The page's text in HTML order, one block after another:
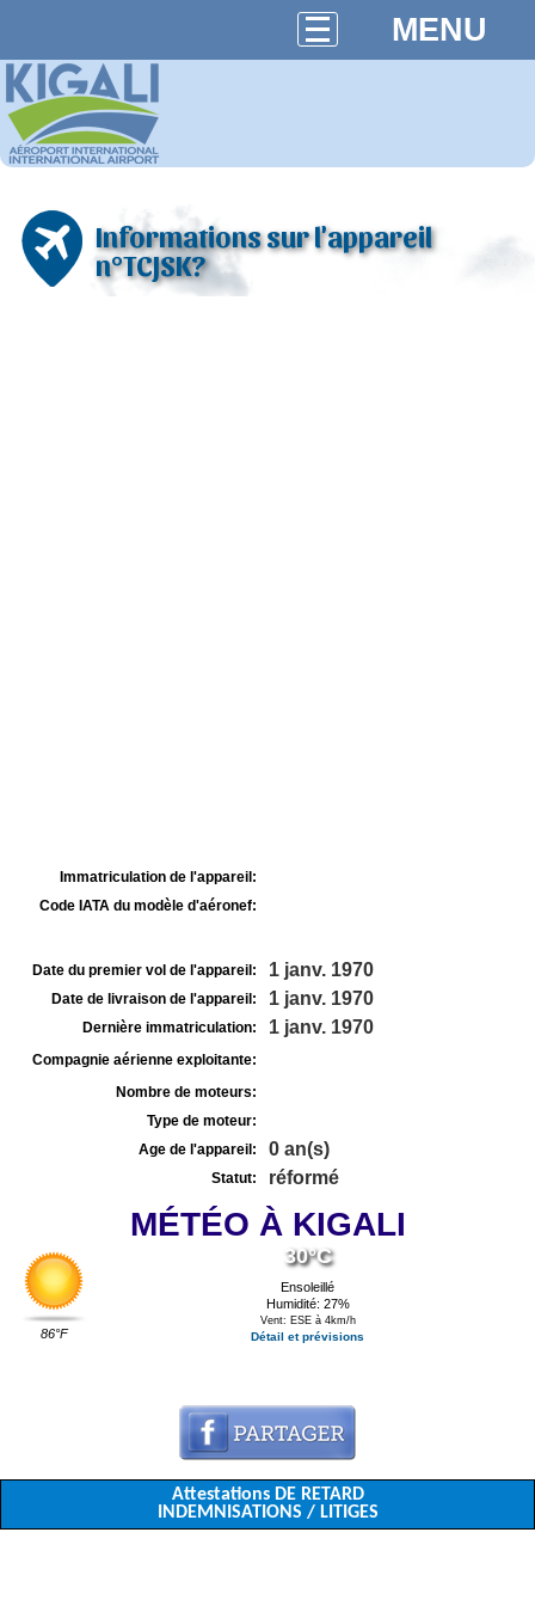
MENU
Informations sur l'appareil
n°TCJSK?
Immatriculation de l'appareil:
Code IATA du modèle d'aéronef:
Date du premier vol de l'appareil: 1 janv. 1970
Date de livraison de l'appareil: 1 janv. 1970
Dernière immatriculation: 1 janv. 1970
Compagnie aérienne exploitante:
Nombre de moteurs:
Type de moteur:
Age de l'appareil:
0 an(s)
Statut: réformé
MÉTÉO À KIGALI
86°F
30°C
Ensoleillé
Humidité: 27%
Vent: ESE à 4km/h
Détail et prévisions
Attestations DE RETARD
INDEMNISATIONS / LITIGES